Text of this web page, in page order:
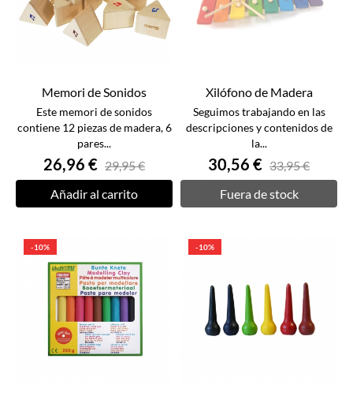
Memori de Sonidos
Este memori de sonidos
contiene 12 piezas de madera, 6
pares...
26,96 € 29,95 €
Añadir al carrito
Xilófono de Madera
Seguimos trabajando en las
descripciones y contenidos de
la...
30,56 € 33,95 €
Fuera de stock
-10% -10%